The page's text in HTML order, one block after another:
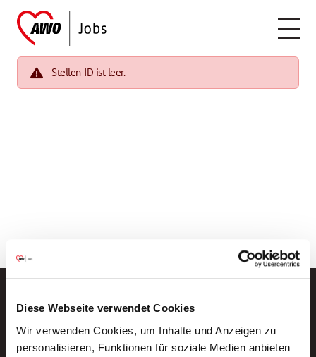
Diese Webseite verwendet Cookies
Wir verwenden Cookies, um Inhalte und Anzeigen zu
personalisieren, Funktionen für soziale Medien anbieten
Stellen-ID ist leer.
Neue Stellen per E-Mail.